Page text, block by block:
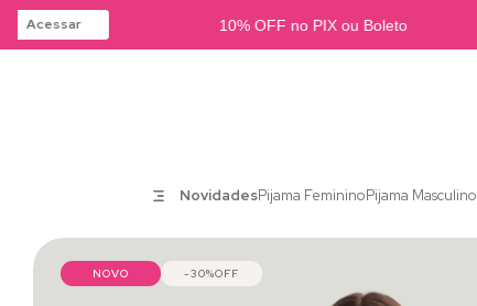
Acessar 10% OFF no PIX ou Boleto
NovidadesPijama FemininoPijama Masculino
NOVO 30%OFF